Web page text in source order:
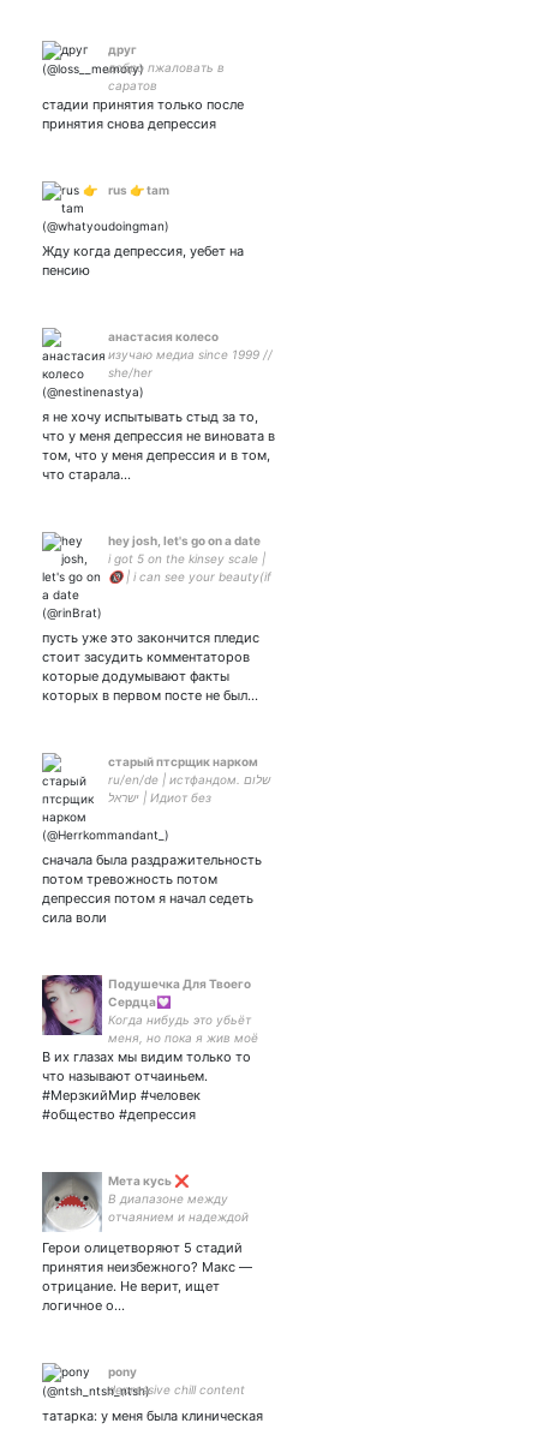
друг
добро пжаловать в
саратов
стадии принятия только после
принятия снова депрессия
rus 👉 tam
Жду когда депрессия, уебет на
пенсию
анастасия колесо
изучаю медиа since 1999 //
she/her
я не хочу испытывать стыд за то,
что у меня депрессия не виновата в
том, что у меня депрессия и в том,
что старала…
hey josh, let's go on a date
i got 5 on the kinsey scale |
🔞 | i can see your beauty(if
пусть уже это закончится пледис
стоит засудить комментаторов
которые додумывают факты
которых в первом посте не был…
старый птсрщик нарком
ru/en/de | истфандом. שלום
ישראל | Идиот без
родины. | ЛСИ ФЛВЭ ENTJ |
сначала была раздражительность
потом тревожность потом
депрессия потом я начал седеть
сила воли
Подушечка Для Твоего
Сердца💟
Когда нибудь это убьёт
меня, но пока я жив моё
сердце будет бится для
тебя.
В их глазах мы видим только то
что называют отчаиньем.
#МерзкийМир #человек
#общество #депрессия
Мета кусь ❌
В диапазоне между
отчаянием и надеждой
Герои олицетворяют 5 стадий
принятия неизбежного? Макс —
отрицание. Не верит, ищет
логичное о…
pоny
dеpressive chill content
татарка: у меня была клиническая